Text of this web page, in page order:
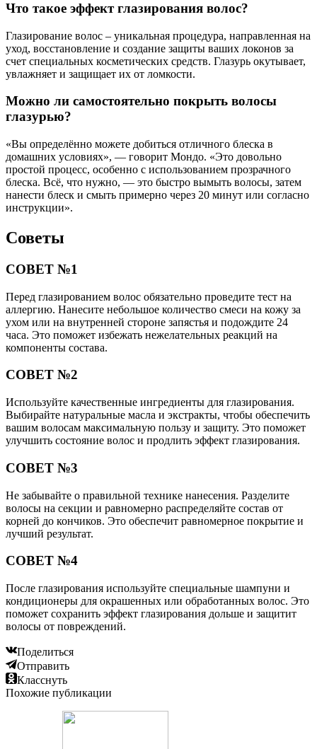
Что такое эффект глазирования волос?
Глазирование волос – уникальная процедура, направленная на
уход, восстановление и создание защиты ваших локонов за
счет специальных косметических средств. Глазурь окутывает,
увлажняет и защищает их от ломкости.
Можно ли самостоятельно покрыть волосы
глазурью?
«Вы определённо можете добиться отличного блеска в
домашних условиях», — говорит Мондо. «Это довольно
простой процесс, особенно с использованием прозрачного
блеска. Всё, что нужно, — это быстро вымыть волосы, затем
нанести блеск и смыть примерно через 20 минут или согласно
инструкции».
Советы
СОВЕТ №1
Перед глазированием волос обязательно проведите тест на
аллергию. Нанесите небольшое количество смеси на кожу за
ухом или на внутренней стороне запястья и подождите 24
часа. Это поможет избежать нежелательных реакций на
компоненты состава.
СОВЕТ №2
Используйте качественные ингредиенты для глазирования.
Выбирайте натуральные масла и экстракты, чтобы обеспечить
вашим волосам максимальную пользу и защиту. Это поможет
улучшить состояние волос и продлить эффект глазирования.
СОВЕТ №3
Не забывайте о правильной технике нанесения. Разделите
волосы на секции и равномерно распределяйте состав от
корней до кончиков. Это обеспечит равномерное покрытие и
лучший результат.
СОВЕТ №4
После глазирования используйте специальные шампуни и
кондиционеры для окрашенных или обработанных волос. Это
поможет сохранить эффект глазирования дольше и защитит
волосы от повреждений.
Поделиться
Отправить
Класснуть
Похожие публикации